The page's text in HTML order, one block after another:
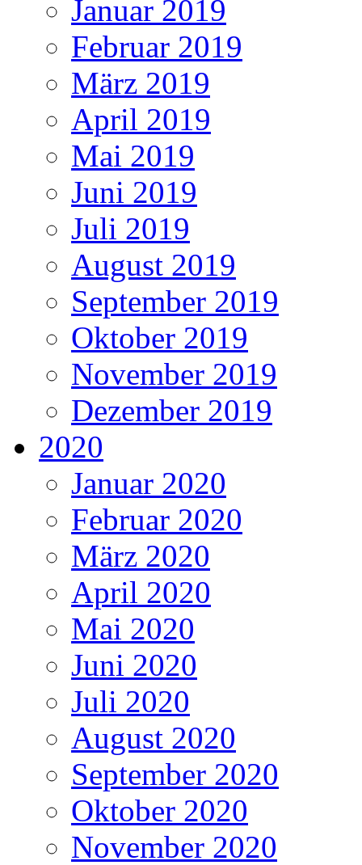
Januar 2019
Februar 2019
März 2019
April 2019
Mai 2019
Juni 2019
Juli 2019
August 2019
September 2019
Oktober 2019
November 2019
Dezember 2019
2020
Januar 2020
Februar 2020
März 2020
April 2020
Mai 2020
Juni 2020
Juli 2020
August 2020
September 2020
Oktober 2020
November 2020